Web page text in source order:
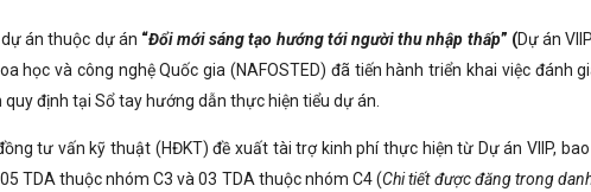
án thuộc dự án “Đổi mới sáng tạo hướng tới người thu nhập thấp” (Dự án
học và công nghệ Quốc gia (NAFOSTED) đã tiến hành triển khai việc đánh
định tại Sổ tay hướng dẫn thực hiện tiểu dự án.
tư vấn kỹ thuật (HĐKT) đề xuất tài trợ kinh phí thực hiện từ Dự án VIIP,
TDA thuộc nhóm C3 và 03 TDA thuộc nhóm C4 (Chi tiết được đăng trong